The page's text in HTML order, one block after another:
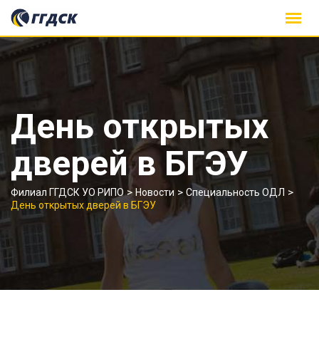
Skip
content
День открытых
дверей в БГЭУ
Филиал ГГДСК УО РИПО> Новости > Специальность ОДЛ >
День открытых дверей в БГЭУ